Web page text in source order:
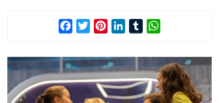
FacebookTwitterPinterestLinkedInTumblr